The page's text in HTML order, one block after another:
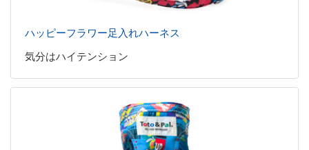
ハッピーフラワー足入れハーネス
気分はハイテンション